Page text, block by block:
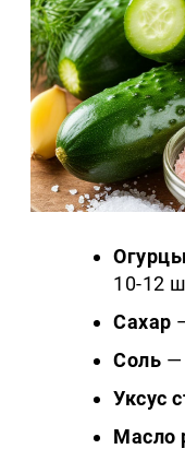
10-12
Сахар
Соль —
Уксус
Масло